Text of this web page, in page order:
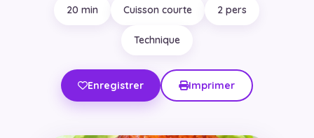
20 min Cuisson courte 2 pers
Technique
Enregistrer Imprimer